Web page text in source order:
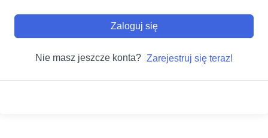
Zaloguj się
Nie masz jeszcze konta? Zarejestruj się teraz!